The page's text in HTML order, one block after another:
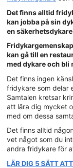
Det finns alltid
kan jobba på sin
en
kan gå till en
med dykare och bli
Det finns ingen
fridykare som delar
Samtalen kretsar
att lära dig mycket
med om dessa
Det finns alltid
vet något som du
andra fridykare för
LÄR DIG 5 SÄTT